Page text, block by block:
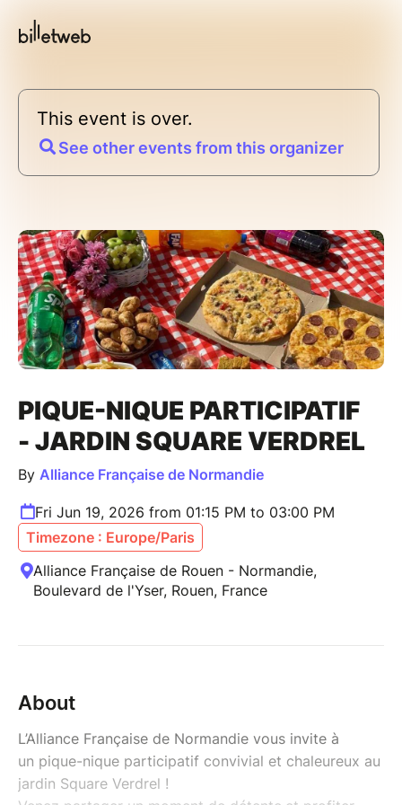
This event is over.
See other events from this organizer
PIQUE-NIQUE PARTICIPATIF
- JARDIN SQUARE VERDREL
By Alliance Française de Normandie
Fri Jun 19, 2026 from 01:15 PM to 03:00 PM
Timezone : Europe/Paris
Alliance Française de Rouen - Normandie,
Boulevard de l'Yser, Rouen, France
About
L’Alliance Française de Normandie vous invite à
un pique-nique participatif convivial et chaleureux au
jardin Square Verdrel !